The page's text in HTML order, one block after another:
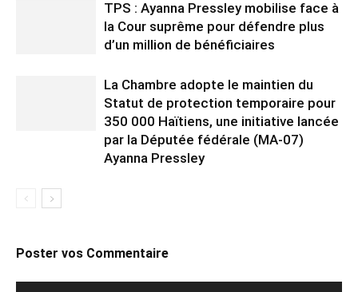
TPS : Ayanna Pressley mobilise face à
la Cour suprême pour défendre plus
d’un million de bénéficiaires
La Chambre adopte le maintien du
Statut de protection temporaire pour
350 000 Haïtiens, une initiative lancée
par la Députée fédérale (MA-07)
Ayanna Pressley
Poster vos Commentaire